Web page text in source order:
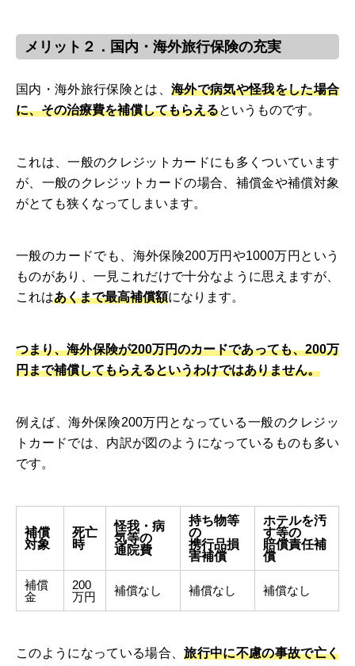
メリット２．国内・海外旅行保険の充実
国内・海外旅行保険とは、 海外で病気や怪我をした場合
に、その治療費を補償してもらえるというものです。
これは、一般のクレジットカードにも多くついています
が、一般のクレジットカードの場合、補償金や補償対象
がとても狭くなってしまいます。
一般のカードでも、海外保険200万円や1000万円という
ものがあり、一見これだけで十分なように思えますが、
これはあくまで最高補償額になります。
つまり、海外保険が200万円のカードであっても、200万
円まで補償してもらえるというわけではありません。
例えば、海外保険200万円となっている一般のクレジッ
トカードでは、内訳が図のようになっているものも多い
です。
補償
対象
死亡
時
怪我・病
気等の
通院費
持ち物等
の
携行品損
害補償
ホテルを汚
す等の
賠償責任補
償
補償
金
200
万円
補償なし 補償なし 補償なし
このようになっている場合、旅行中に不慮の事故で亡く